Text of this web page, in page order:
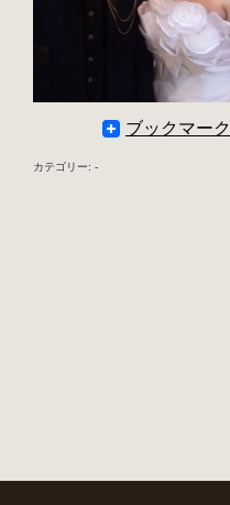
ブックマーク
カテゴリー: -